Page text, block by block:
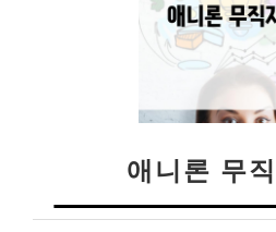
애니론 무